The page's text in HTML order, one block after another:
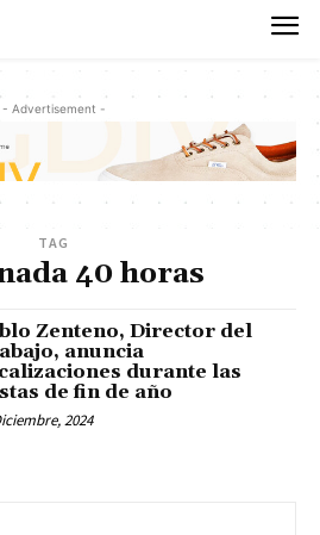
- Advertisement -
TAG
40 horas
Zenteno, Director del
anuncia
durante las
de fin de año
2024